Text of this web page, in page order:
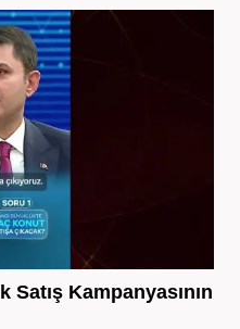
Satış Kampanyasının